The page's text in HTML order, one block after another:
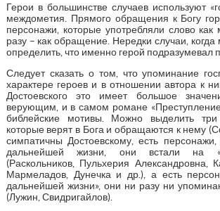
Герои в большинстве случаев используют
междометия. Прямого обращения к Богу
персонажи, которые употребляли слово
разу – как обращение. Нередки случаи,
определить, что именно герой подразумевал
Следует сказать о том, что упоминание
характере героев и в отношении автора к
Достоевского это имеет большое
верующим, и в самом романе «Преступление
библейские мотивы. Можно выделить три
которые верят в Бога и обращаются к нему
симпатичны Достоевскому, есть
дальнейшей жизни, они встали на
(Раскольников, Пульхерия Александровна,
Мармеладов, Дунечка и др.), а есть
дальнейшей жизни», они ни разу ни
(Лужин, Свидригайлов).